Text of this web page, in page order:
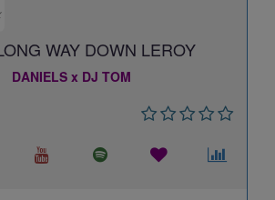
WAY DOWN LEROY
DANIELS x DJ TOM